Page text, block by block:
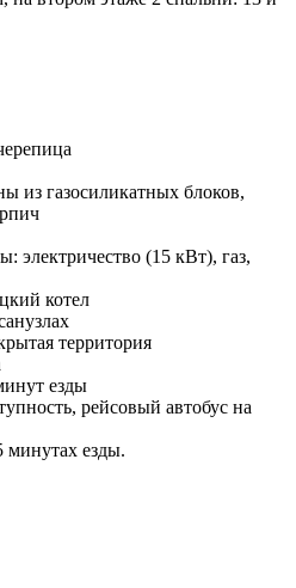
из газосиликатных блоков,
электричество (15 кВт), газ,
котел
территория
езды
рейсовый автобус на
минутах езды.